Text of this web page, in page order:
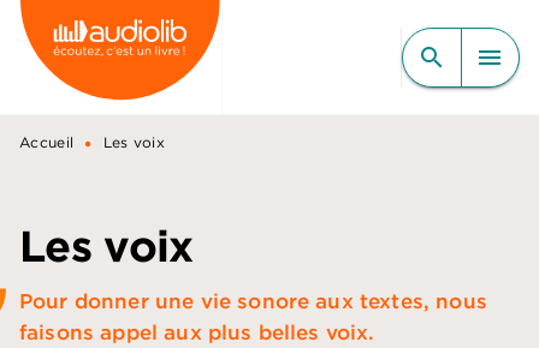
MENU RECHERCHE
CONTENU
PIED DE PAGE
search menu
Accueil • Les voix
Les voix
Pour donner une vie sonore aux textes, nous
faisons appel aux plus belles voix.